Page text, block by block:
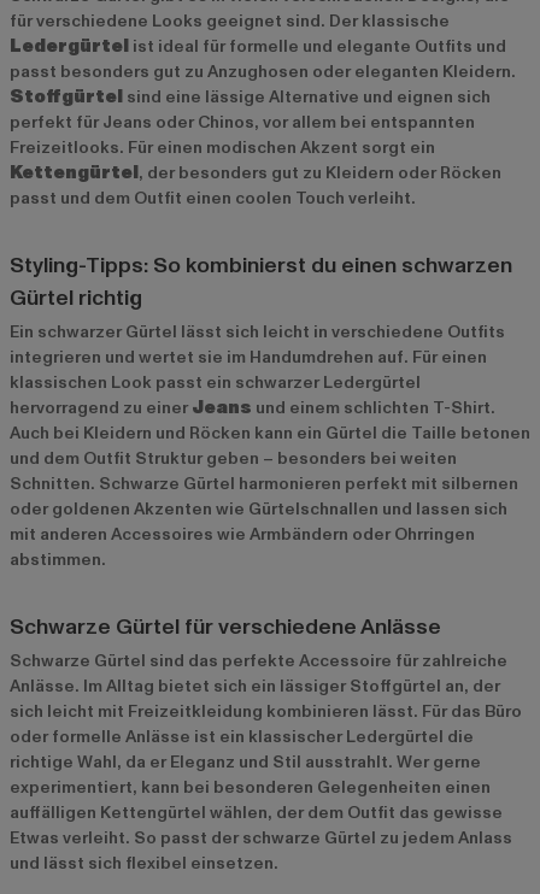
für verschiedene Looks geeignet sind. Der klassische
Ledergürtel ist ideal für formelle und elegante Outfits und
passt besonders gut zu Anzughosen oder eleganten Kleidern.
Stoffgürtel sind eine lässige Alternative und eignen sich
perfekt für Jeans oder Chinos, vor allem bei entspannten
Freizeitlooks. Für einen modischen Akzent sorgt ein
Kettengürtel, der besonders gut zu Kleidern oder Röcken
passt und dem Outfit einen coolen Touch verleiht.
Styling-Tipps: So kombinierst du einen schwarzen
Gürtel richtig
Ein schwarzer Gürtel lässt sich leicht in verschiedene Outfits
integrieren und wertet sie im Handumdrehen auf. Für einen
klassischen Look passt ein schwarzer Ledergürtel
hervorragend zu einer Jeans und einem schlichten T-Shirt.
Auch bei Kleidern und Röcken kann ein Gürtel die Taille betonen
und dem Outfit Struktur geben – besonders bei weiten
Schnitten. Schwarze Gürtel harmonieren perfekt mit silbernen
oder goldenen Akzenten wie Gürtelschnallen und lassen sich
mit anderen Accessoires wie Armbändern oder Ohrringen
abstimmen.
Schwarze Gürtel für verschiedene Anlässe
Schwarze Gürtel sind das perfekte Accessoire für zahlreiche
Anlässe. Im Alltag bietet sich ein lässiger Stoffgürtel an, der
sich leicht mit Freizeitkleidung kombinieren lässt. Für das Büro
oder formelle Anlässe ist ein klassischer Ledergürtel die
richtige Wahl, da er Eleganz und Stil ausstrahlt. Wer gerne
experimentiert, kann bei besonderen Gelegenheiten einen
auffälligen Kettengürtel wählen, der dem Outfit das gewisse
Etwas verleiht. So passt der schwarze Gürtel zu jedem Anlass
und lässt sich flexibel einsetzen.